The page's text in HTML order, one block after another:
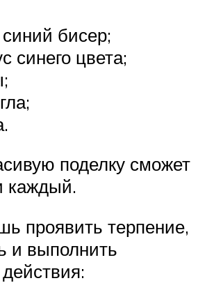
бисер;
синего цвета;
поделку сможет
каждый.
проявить терпение,
и выполнить